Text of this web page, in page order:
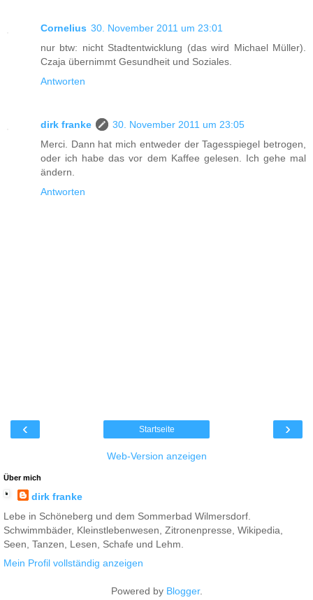
Cornelius 30. November 2011 um 23:01
nur btw: nicht Stadtentwicklung (das wird Michael Müller).
Czaja übernimmt Gesundheit und Soziales.
Antworten
dirk franke
30. November 2011 um 23:05
Merci. Dann hat mich entweder der Tagesspiegel betrogen,
oder ich habe das vor dem Kaffee gelesen. Ich gehe mal
ändern.
Antworten
‹ ›
Startseite
Web-Version anzeigen
Über mich
dirk franke
Lebe in Schöneberg und dem Sommerbad Wilmersdorf.
Schwimmbäder, Kleinstlebenwesen, Zitronenpresse, Wikipedia,
Seen, Tanzen, Lesen, Schafe und Lehm.
Mein Profil vollständig anzeigen
Powered by Blogger.